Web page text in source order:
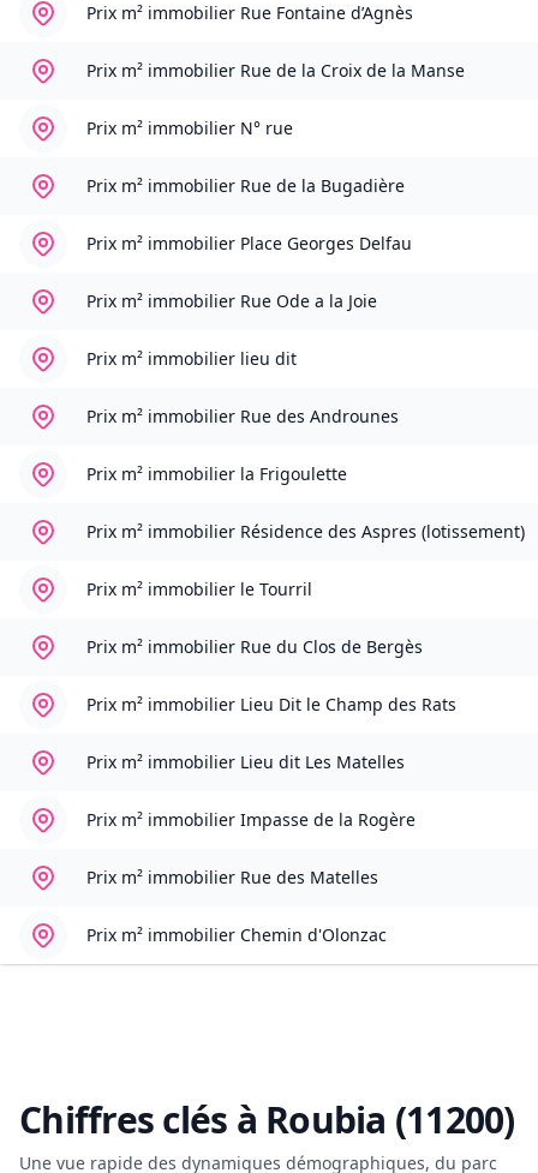
Prix m² immobilier Rue Fontaine d’Agnès
Prix m² immobilier Rue de la Croix de la Manse
Prix m² immobilier N° rue
Prix m² immobilier Rue de la Bugadière
Prix m² immobilier Place Georges Delfau
Prix m² immobilier Rue Ode a la Joie
Prix m² immobilier lieu dit
Prix m² immobilier Rue des Androunes
Prix m² immobilier la Frigoulette
Prix m² immobilier Résidence des Aspres (lotissement)
Prix m² immobilier le Tourril
Prix m² immobilier Rue du Clos de Bergès
Prix m² immobilier Lieu Dit le Champ des Rats
Prix m² immobilier Lieu dit Les Matelles
Prix m² immobilier Impasse de la Rogère
Prix m² immobilier Rue des Matelles
Prix m² immobilier Chemin d'Olonzac
Chiffres clés à Roubia (11200)
Une vue rapide des dynamiques démographiques, du parc